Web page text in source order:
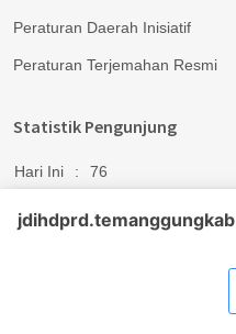
Peraturan Daerah Inisiatif
Peraturan Terjemahan Resmi
Statistik Pengunjung
Hari Ini :
76
Segera Dowload Aplikasi JDIH